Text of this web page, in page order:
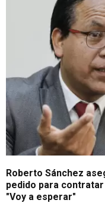
Roberto Sánchez
pedido para
"Voy a esperar"